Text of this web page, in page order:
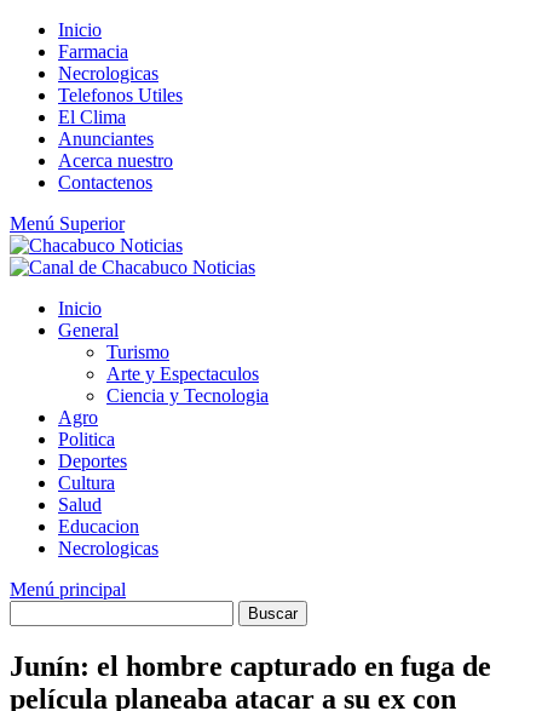
Saltar
contenido
Inicio
Farmacia
Necrologicas
Telefonos Utiles
El Clima
Anunciantes
Acerca nuestro
Contactenos
Menú Superior
Inicio
General
Turismo
Arte y Espectaculos
Ciencia y Tecnologia
Agro
Politica
Deportes
Cultura
Salud
Educacion
Necrologicas
Menú principal
Junín: el hombre capturado en fuga de
película planeaba atacar a su ex con